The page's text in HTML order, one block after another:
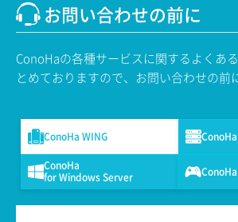
お問い合わせの前に
ConoHaの各種サービスに関するよくあ
とめておりますので、お問い合わせの前
ConoHa WING
ConoHa
for Windows Server